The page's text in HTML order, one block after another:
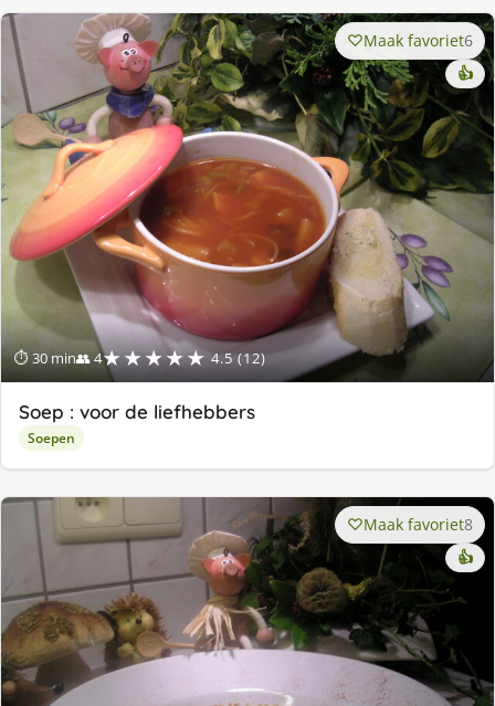
⏱ 30 min👥 4★★★★★ 4.5 (12)
Maak favoriet6
👍
Soep : voor de liefhebbers
Soepen
Maak favoriet8
👍